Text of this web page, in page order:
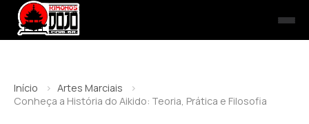
Início
Artes Marciais
Conheça a História do Aikido: Teoria, Prática e Filosofia